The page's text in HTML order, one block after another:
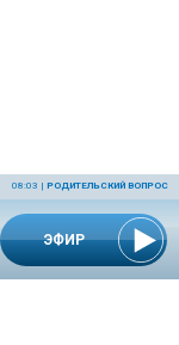
ЭФИР
08:03 | РОДИТЕЛЬСКИЙ ВОПРОС